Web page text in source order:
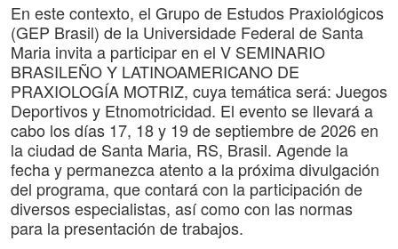
En este contexto, el Grupo de Estudos Praxiológicos
(GEP Brasil) de la Universidade Federal de Santa
Maria invita a participar en el V SEMINARIO
BRASILEÑO Y LATINOAMERICANO DE
PRAXIOLOGÍA MOTRIZ, cuya temática será: Juegos
Deportivos y Etnomotricidad. El evento se llevará a
cabo los días 17, 18 y 19 de septiembre de 2026 en
la ciudad de Santa Maria, RS, Brasil. Agende la
fecha y permanezca atento a la próxima divulgación
del programa, que contará con la participación de
diversos especialistas, así como con las normas
para la presentación de trabajos.